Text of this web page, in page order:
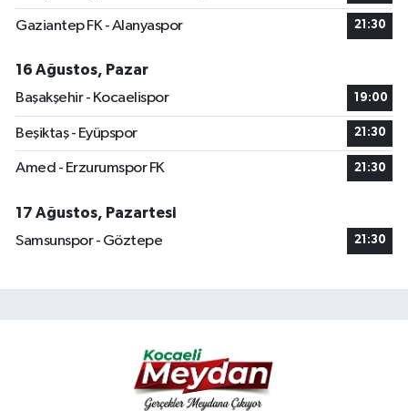
Gaziantep FK - Alanyaspor 21:30
16 Ağustos, Pazar
Başakşehir - Kocaelispor
19:00
Beşiktaş - Eyüpspor 21:30
Amed - Erzurumspor FK 21:30
17 Ağustos, Pazartesi
Samsunspor - Göztepe
21:30